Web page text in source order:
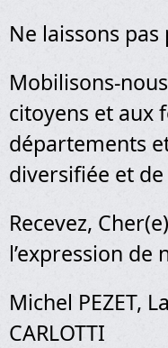
Ne laissons
Mobilisons-
citoyens et aux
départements
diversifiée et
Recevez,
l’expression de
Michel PEZET,
CARLOTTI